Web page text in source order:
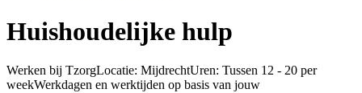
Huishoudelijke hulp
Werken bij TzorgLocatie: MijdrechtUren: Tussen 12 - 20 per
weekWerkdagen en werktijden op basis van jouw